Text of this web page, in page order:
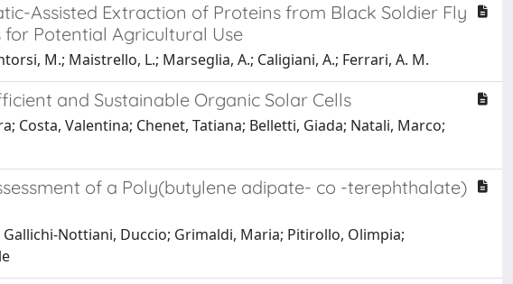
Assisted Extraction of Proteins from Black Soldier Fly
Potential Agricultural Use
M.; Maistrello, L.; Marseglia, A.; Caligiani, A.; Ferrari, A. M.
and Sustainable Organic Solar Cells
Costa, Valentina; Chenet, Tatiana; Belletti, Giada; Natali, Marco;
of a Poly(butylene adipate- co -terephthalate)
Nottiani, Duccio; Grimaldi, Maria; Pitirollo, Olimpia;